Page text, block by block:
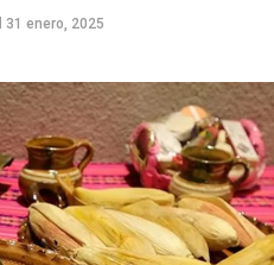
31 enero, 2025